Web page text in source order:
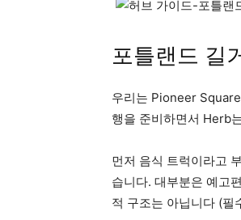
포틀랜드 길
우리는 Pioneer
행을 준비하면서 Herb
먼저 음식 트럭이라고
습니다. 대부분은 예고
적 구조는 아닙니다 (필